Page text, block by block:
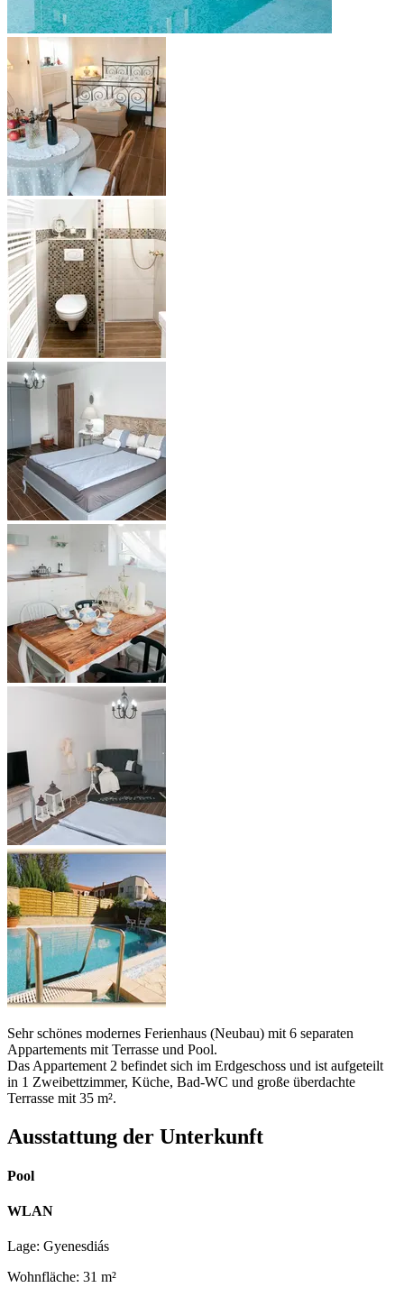
Sehr schönes modernes Ferienhaus (Neubau) mit 6 separaten
Appartements mit Terrasse und Pool.
Das Appartement 2 befindet sich im Erdgeschoss und ist aufgeteilt
in 1 Zweibettzimmer, Küche, Bad-WC und große überdachte
Terrasse mit 35 m².
Ausstattung der Unterkunft
Pool
WLAN
Lage: Gyenesdiás
Wohnfläche: 31 m²